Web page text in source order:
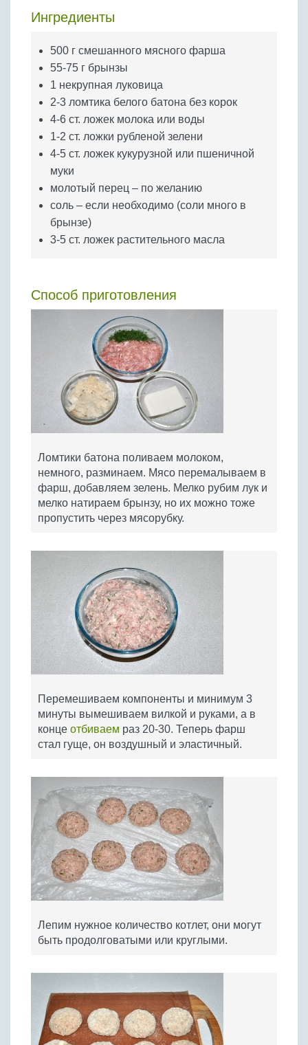
Яйца
Крупы
Ингредиенты
500 г смешанного мясного фарша
55-75 г брынзы
1 некрупная луковица
2-3 ломтика белого батона без корок
4-6 ст. ложек молока или воды
1-2 ст. ложки рубленой зелени
4-5 ст. ложек кукурузной или пшеничной
муки
молотый перец – по желанию
соль – если необходимо (соли много в
брынзе)
3-5 ст. ложек растительного масла
Способ приготовления
Ломтики батона поливаем молоком,
немного, разминаем. Мясо перемалываем в
фарш, добавляем зелень. Мелко рубим лук и
мелко натираем брынзу, но их можно тоже
пропустить через мясорубку.
Перемешиваем компоненты и минимум 3
минуты вымешиваем вилкой и руками, а в
конце отбиваем раз 20-30. Теперь фарш
стал гуще, он воздушный и эластичный.
Лепим нужное количество котлет, они могут
быть продолговатыми или круглыми.